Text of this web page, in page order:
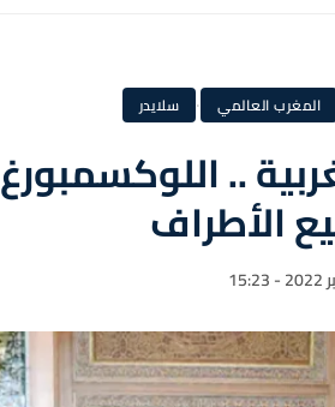
المغرب العالمي · سلايدر
..
الأطراف